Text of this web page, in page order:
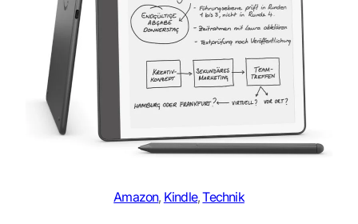
Amazon, Kindle, Technik